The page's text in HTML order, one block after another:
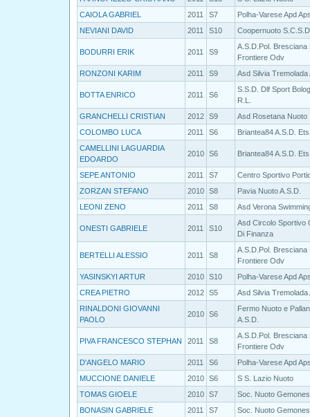
CAIOLA GABRIEL
2011 S7
Polha-Varese Apd
NEVIANI DAVID
2011 S10 Coopernuoto S.C.S.D
BODURRI ERIK 2011 S9
A.S.D.Pol. Bresciana
Frontiere Odv
RONZONI KARIM
2011 S9 Asd Silvia Tremolada
BOTTA ENRICO 2011 S6
S.S.D. Dlf Sport
R.L.
GRANCHELLI CRISTIAN
2012 S9
Asd Rosetana Nuoto
COLOMBO LUCA
2011 S6
Briantea84 A.S.D. Ets
CAMELLINI LAGUARDIA
EDOARDO
2010 S6 Briantea84 A.S.D. Ets
SEPE ANTONIO 2011 S7
Centro Sportivo
ZORZAN STEFANO
2010 S8
Pavia Nuoto A.S.D.
LEONI ZENO
2011 S8 Asd Verona
ONESTI GABRIELE 2011 S10
Asd Circolo Sportivo
Di Finanza
BERTELLI ALESSIO 2011 S8
A.S.D.Pol. Bresciana
Frontiere Odv
YASINSKYI ARTUR
2010 S10
Polha-Varese Apd
CREA PIETRO
2012 S5
Asd Silvia Tremolada
RINALDONI GIOVANNI
PAOLO
2010 S6
Fermo Nuoto e
A.S.D.
PIVA FRANCESCO STEPHAN 2011 S8
A.S.D.Pol. Bresciana
Frontiere Odv
D'ANGELO MARIO
2011 S6
Polha-Varese Apd
MUCCIONE DANIELE
2010 S6
S S. Lazio Nuoto
TOMAS GIOELE
2010 S7
Soc. Nuoto
BONASIN GABRIELE
2011 S7 Soc. Nuoto